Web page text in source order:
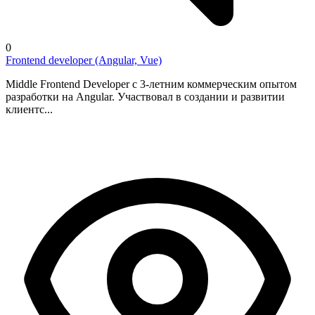
0
Frontend developer (Angular, Vue)
Middle Frontend Developer с 3-летним коммерческим опытом
разработки на Angular. Участвовал в создании и развитии
клиентс...